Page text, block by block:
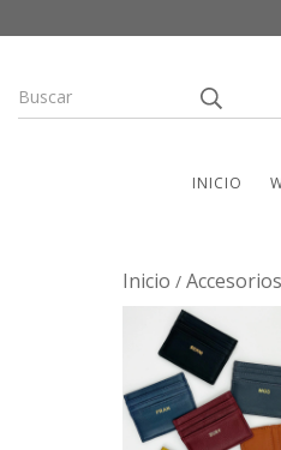
INICIO
Inicio / Accesorios